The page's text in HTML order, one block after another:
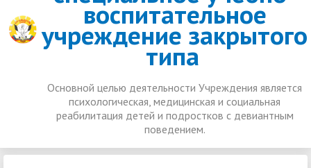
воспитательное
учреждение закрытого
типа
Основной целью деятельности Учреждения является
психологическая, медицинская и социальная
реабилитация детей и подростков с девиантным
поведением.